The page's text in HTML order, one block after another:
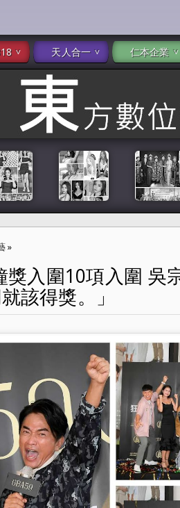
天人合一 仁本企業
»
圍 吳宗憲：「每次錄影凌晨還在彩排，我
獎入圍10項入圍 吳
該得獎。」